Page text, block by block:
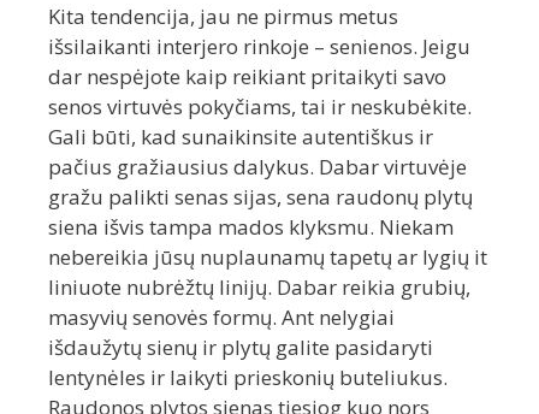
Kita tendencija, jau ne pirmus metus
išsilaikanti interjero rinkoje – senienos. Jeigu
dar nespėjote kaip reikiant pritaikyti savo
senos virtuvės pokyčiams, tai ir neskubėkite.
Gali būti, kad sunaikinsite autentiškus ir
pačius gražiausius dalykus. Dabar virtuvėje
gražu palikti senas sijas, sena raudonų plytų
siena išvis tampa mados klyksmu. Niekam
nebereikia jūsų nuplaunamų tapetų ar lygių it
liniuote nubrėžtų linijų. Dabar reikia grubių,
masyvių senovės formų. Ant nelygiai
išdaužytų sienų ir plytų galite pasidaryti
lentynėles ir laikyti prieskonių buteliukus.
Raudonos plytos sienas tiesiog kuo nors